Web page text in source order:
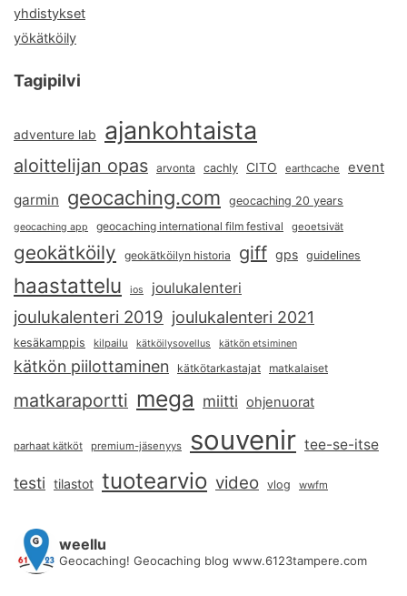
yhdistykset
yökätköily
Tagipilvi
adventure lab ajankohtaista
aloittelijan opas arvonta cachly CITO earthcache event
garmin geocaching.com geocaching 20 years
geocaching app geocaching international film festival geoetsivät
geokätköily geokätköilyn historia giff gps guidelines
haastattelu ios joulukalenteri
joulukalenteri 2019 joulukalenteri 2021
kesäkamppis kilpailu kätköilysovellus kätkön etsiminen
kätkön piilottaminen kätkötarkastajat matkalaiset
matkaraportti mega miitti ohjenuorat
parhaat kätköt premium-jäsenyys souvenir tee-se-itse
testi tilastot tuotearvio video vlog wwfm
weellu
Geocaching! Geocaching blog www.6123tampere.com